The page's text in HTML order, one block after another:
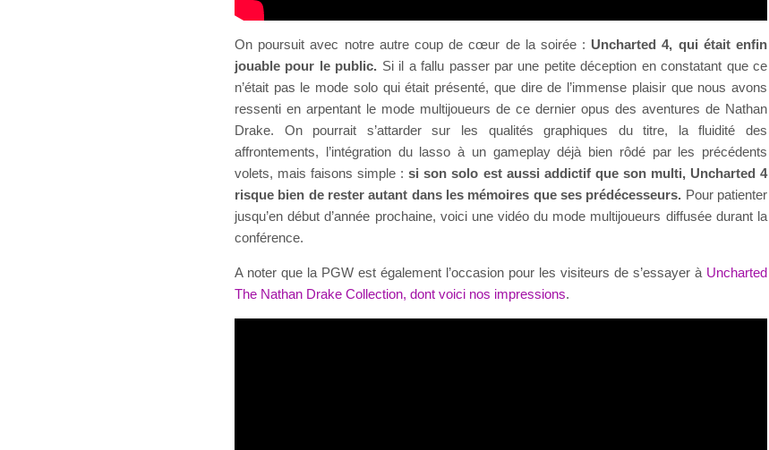
On poursuit avec notre autre coup de cœur de la soirée : Uncharted 4, qui était enfin
jouable pour le public. Si il a fallu passer par une petite déception en constatant que ce
n’était pas le mode solo qui était présenté, que dire de l’immense plaisir que nous avons
ressenti en arpentant le mode multijoueurs de ce dernier opus des aventures de Nathan
Drake. On pourrait s’attarder sur les qualités graphiques du titre, la fluidité des
affrontements, l’intégration du lasso à un gameplay déjà bien rôdé par les précédents
volets, mais faisons simple :si son solo est aussi addictif que son multi, Uncharted 4
risque bien de rester autant dans les mémoires que ses prédécesseurs. Pour patienter
jusqu’en début d’année prochaine, voici une vidéo du mode multijoueurs diffusée durant la
conférence.
A noter que la PGW est également l’occasion pour les visiteurs de s’essayer à Uncharted
The Nathan Drake Collection, dont voici nos impressions.